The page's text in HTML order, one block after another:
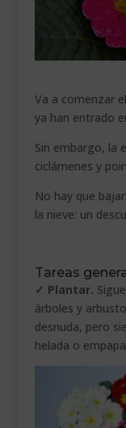
VEURE EN CATALÀ
Va a comenzar
ya han entrado
Sin embargo, la
ciclámenes y
No hay que
la nieve: un
Tareas
✓ Plantar.
árboles y
desnuda, pero
helada o